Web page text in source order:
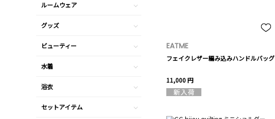
EATME
フェイクレザー編み込みハンドルバッグ
11,000 円
ルームウェア
グッズ
ビューティー
水着
浴衣
セットアイテム